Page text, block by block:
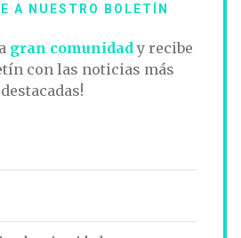
A NUESTRO BOLETÍN
gran comunidad y recibe
con las noticias más
destacadas!